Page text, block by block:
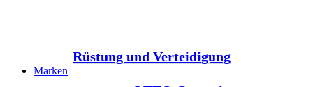
Rüstung und Verteidigung
Marken